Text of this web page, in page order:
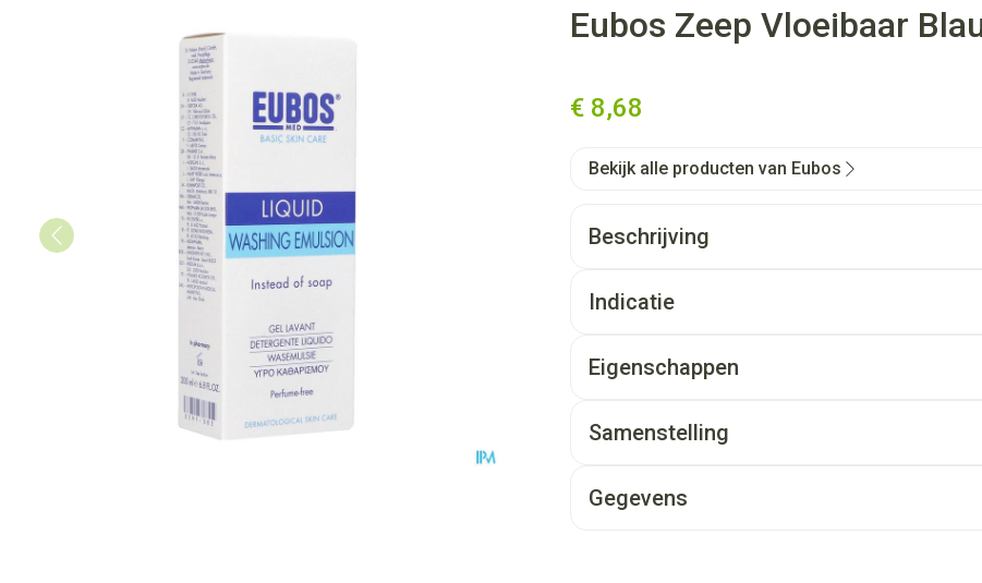
Eubos Zeep Vloeibaar Blauw N/parf 200mlEubos Zeep Vloeibaar
€ 8,68
Bekijk alle producten van Eubos
Beschrijving
Indicatie
Eigenschappen
Samenstelling
Gegevens